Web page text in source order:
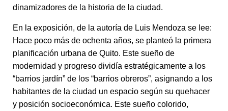
dinamizadores de la historia de la ciudad.
En la exposición, de la autoría de Luis Mendoza se lee:
Hace poco más de ochenta años, se planteó la primera
planificación urbana de Quito. Este sueño de
modernidad y progreso dividía estratégicamente a los
“barrios jardín” de los “barrios obreros”, asignando a los
habitantes de la ciudad un espacio según su quehacer
y posición socioeconómica. Este sueño colorido,